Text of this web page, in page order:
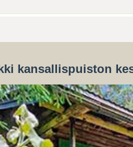
kansallispuiston